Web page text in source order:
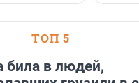
ТОП 5
била в людей,